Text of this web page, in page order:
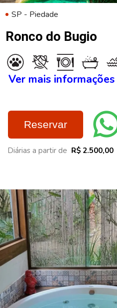
SP - Piedade
Ronco do Bugio
Ver mais informações
Reservar
Diárias a partir de R$ 2.500,00